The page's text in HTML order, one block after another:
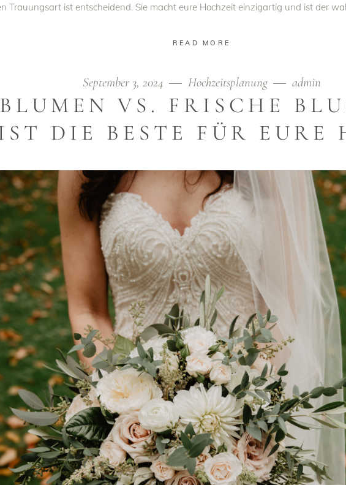
Trauungsart ist entscheidend. Sie macht eure Hochzeit einzigartig und ist der
READ MORE
September 3, 2024 Hochzeitsplanung admin
VS. FRISCHE
DIE BESTE FÜR EURE